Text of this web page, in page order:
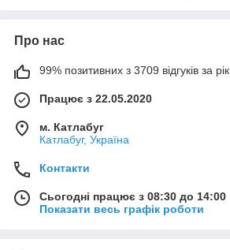
для Вас товар під будь-яке свято.
Про нас
99% позитивних з 3709 відгуків за рік
Працює з 22.05.2020
м. Катлабуг
Катлабуг, Україна
Контакти
Сьогодні працює з 08:30 до 14:00
Показати весь графік роботи